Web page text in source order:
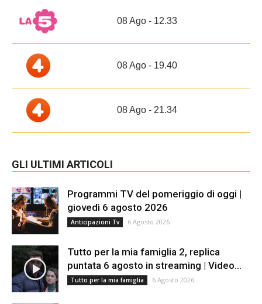
08 Ago - 12.33
08 Ago - 19.40
08 Ago - 21.34
GLI ULTIMI ARTICOLI
Programmi TV del pomeriggio di oggi |
giovedì 6 agosto 2026
Anticipazioni Tv 6 Agosto 2026
Tutto per la mia famiglia 2, replica
puntata 6 agosto in streaming | Video...
Tutto per la mia famiglia 6 Agosto 2026